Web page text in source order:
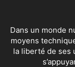
Dans un monde
moyens
la liberté de ses